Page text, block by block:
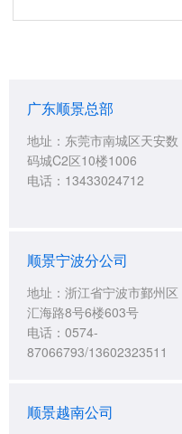
广东顺景总部
地址：东莞市南城区天安数
码城C2区10楼1006
电话：13433024712
顺景宁波分公司
地址：浙江省宁波市鄞州区
汇海路8号6楼603号
电话：0574-
87066793/13602323511
顺景越南公司